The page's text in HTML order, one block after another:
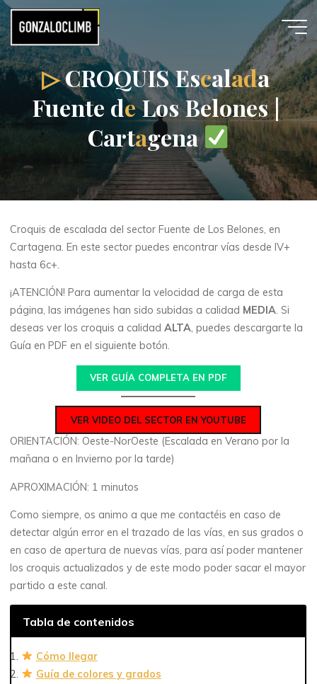
▷CR
R OOQUISEscalada
Fueente deLo
o sBelones||
Ca
a rtagena
Croquis de escalada del sector Fuente de Los Belones, en
Cartagena. En este sector puedes encontrar vías desde IV+
hasta 6c+.
¡ATENCIÓN! Para aumentar la velocidad de carga de esta
página, las imágenes han sido subidas a calidad MEDIA. Si
deseas ver los croquis a calidadALTA, puedes descargarte la
Guía en PDF en el siguiente botón.
VER GUÍA COMPLETA EN PDF
VER VIDEO DEL SECTOR EN YOUTUBE
ORIENTACIÓN: Oeste-NorOeste (Escalada en Verano por la
mañana o en Invierno por la tarde)
APROXIMACIÓN: 1 minutos
Como siempre, os animo a que me contactéis en caso de
detectar algún error en el trazado de las vías, en sus grados o
en caso de apertura de nuevas vías, para así poder mantener
los croquis actualizados y de este modo poder sacar el mayor
partido a este canal.
Tabla de contenidos
Cómo llegar
Guía de colores y grados